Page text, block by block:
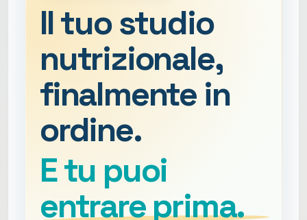
Il tuo studio
nutrizionale,
finalmente in
ordine.
E tu puoi
entrare prima.